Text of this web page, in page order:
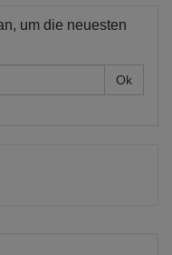
um die neuesten